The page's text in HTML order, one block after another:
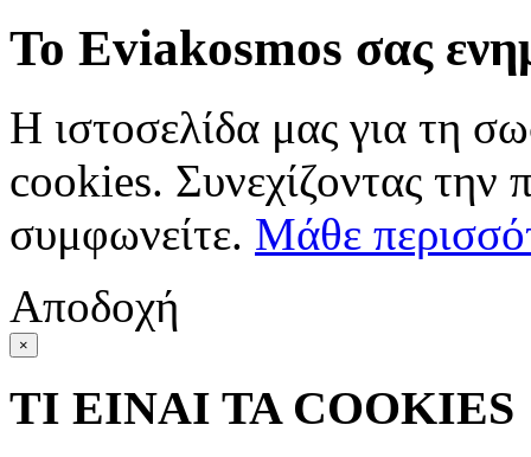
Το Eviakosmos σας
Η ιστοσελίδα μας για τη
cookies. Συνεχίζοντας την
συμφωνείτε. Μάθε
Αποδοχή
×
ΤΙ ΕΙΝΑΙ ΤΑ COOKIES